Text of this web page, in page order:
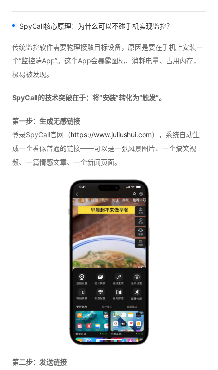
SpyCall核心原理：为什么可以不碰手机实现监控？
传统监控软件需要物理接触目标设备，原因是要在手机上安装一
个“监控端App”。这个App会暴露图标、消耗电量、占用内存，
极易被发现。
SpyCall的技术突破在于：将“安装”转化为“触发”。
第一步：生成无感链接
登录SpyCall官网（https://www.juliushui.com），系统自动生
成一个看似普通的链接——可以是一张风景图片、一个搞笑视
频、一篇情感文章、一个新闻页面。
第二步：发送链接